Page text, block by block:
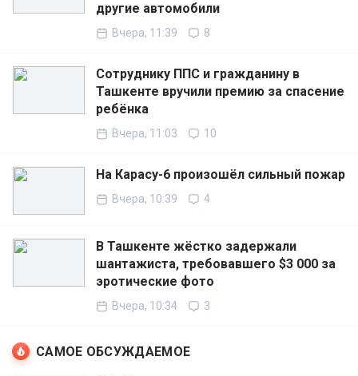
другие автомобили
Вчера, 11:39 8
Сотруднику ППС и гражданину в
Ташкенте вручили премию за спасение
ребёнка
Вчера, 11:03 10
На Карасу-6 произошёл сильный пожар
Вчера, 10:39 4
В Ташкенте жёстко задержали
шантажиста, требовавшего $3 000 за
эротические фото
Вчера, 10:34 3
САМОЕ ОБСУЖДАЕМОЕ